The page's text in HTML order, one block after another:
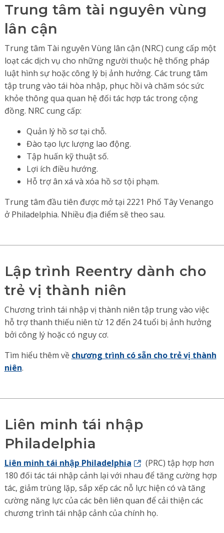
Trung tâm tài nguyên vùng
lân cận
Trung tâm Tài nguyên Vùng lân cận (NRC) cung cấp một
loạt các dịch vụ cho những người thuộc hệ thống pháp
luật hình sự hoặc công lý bị ảnh hưởng. Các trung tâm
tập trung vào tái hòa nhập, phục hồi và chăm sóc sức
khỏe thông qua quan hệ đối tác hợp tác trong cộng
đồng. NRC cung cấp:
Quản lý hồ sơ tại chỗ.
Đào tạo lực lượng lao động.
Tập huấn kỹ thuật số.
Lợi ích điều hướng.
Hỗ trợ ân xá và xóa hồ sơ tội phạm.
Trung tâm đầu tiên được mở tại 2221 Phố Tây Venango
ở Philadelphia. Nhiều địa điểm sẽ theo sau.
Lập trình Reentry dành cho
trẻ vị thành niên
Chương trình tái nhập vị thành niên tập trung vào việc
hỗ trợ thanh thiếu niên từ 12 đến 24 tuổi bị ảnh hưởng
bởi công lý hoặc có nguy cơ.
Tìm hiểu thêm về chương trình có sẵn cho trẻ vị thành
niên.
Liên minh tái nhập
Philadelphia
Liên minh tái nhập Philadelphia
(PRC) tập hợp hơn
180 đối tác tái nhập cảnh lại với nhau để tăng cường hợp
tác, giảm trùng lặp, sắp xếp các nỗ lực hiện có và tăng
cường năng lực của các bên liên quan để cải thiện các
chương trình tái nhập cảnh của chính họ.